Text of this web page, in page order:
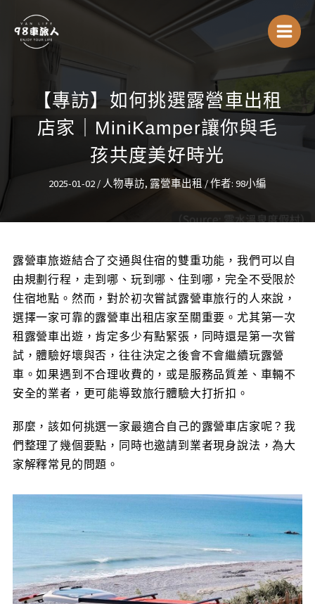
Main
Menu
【專訪】如何挑選露營車出租
店家｜MiniKamper讓你與毛
孩共度美好時光
2025-01-02 / 人物專訪, 露營車出租 / 作者: 98小編
露營車旅遊結合了交通與住宿的雙重功能，我們可以自
由規劃行程，走到哪、玩到哪、住到哪，完全不受限於
住宿地點。然而，對於初次嘗試露營車旅行的人來說，
選擇一家可靠的露營車出租店家至關重要。尤其第一次
租露營車出遊，肯定多少有點緊張，同時還是第一次嘗
試，體驗好壞與否，往往決定之後會不會繼續玩露營
車。如果遇到不合理收費的，或是服務品質差、車輛不
安全的業者，更可能導致旅行體驗大打折扣。
那麼，該如何挑選一家最適合自己的露營車店家呢？我
們整理了幾個要點，同時也邀請到業者現身說法，為大
家解釋常見的問題。